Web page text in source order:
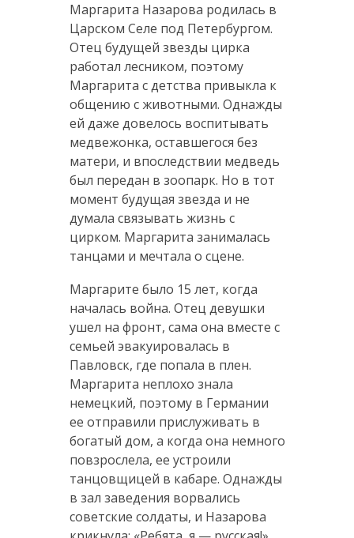
Маргарита Назарова родилась в
Царском Селе под Петербургом.
Отец будущей звезды цирка
работал лесником, поэтому
Маргарита с детства привыкла к
общению с животными. Однажды
ей даже довелось воспитывать
медвежонка, оставшегося без
матери, и впоследствии медведь
был передан в зоопарк. Но в тот
момент будущая звезда и не
думала связывать жизнь с
цирком. Маргарита занималась
танцами и мечтала о сцене.
Маргарите было 15 лет, когда
началась война. Отец девушки
ушел на фронт, сама она вместе с
семьей эвакуировалась в
Павловск, где попала в плен.
Маргарита неплохо знала
немецкий, поэтому в Германии
ее отправили прислуживать в
богатый дом, а когда она немного
повзрослела, ее устроили
танцовщицей в кабаре. Однажды
в зал заведения ворвались
советские солдаты, и Назарова